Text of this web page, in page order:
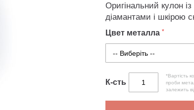
Оригінальний кулон
діамантами і шкірою
Цвет металла
К-сть
*Вартість
проби
залежить